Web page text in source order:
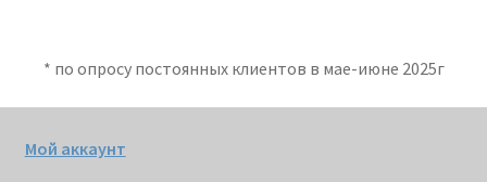
* по опросу постоянных клиентов в мае-июне 2025г
Мой аккаунт